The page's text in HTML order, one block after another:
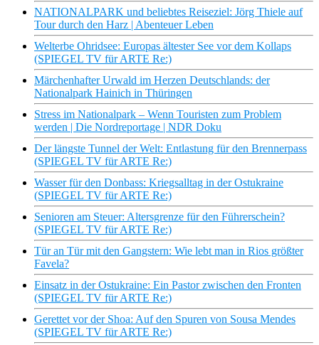
NATIONALPARK und beliebtes Reiseziel: Jörg Thiele auf
Tour durch den Harz | Abenteuer Leben
Welterbe Ohridsee: Europas ältester See vor dem Kollaps
(SPIEGEL TV für ARTE Re:)
Märchenhafter Urwald im Herzen Deutschlands: der
Nationalpark Hainich in Thüringen
Stress im Nationalpark – Wenn Touristen zum Problem
werden | Die Nordreportage | NDR Doku
Der längste Tunnel der Welt: Entlastung für den Brennerpass
(SPIEGEL TV für ARTE Re:)
Wasser für den Donbass: Kriegsalltag in der Ostukraine
(SPIEGEL TV für ARTE Re:)
Senioren am Steuer: Altersgrenze für den Führerschein?
(SPIEGEL TV für ARTE Re:)
Tür an Tür mit den Gangstern: Wie lebt man in Rios größter
Favela?
Einsatz in der Ostukraine: Ein Pastor zwischen den Fronten
(SPIEGEL TV für ARTE Re:)
Gerettet vor der Shoa: Auf den Spuren von Sousa Mendes
(SPIEGEL TV für ARTE Re:)